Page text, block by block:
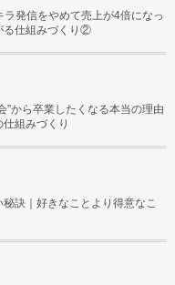
ラ発信をやめて売上が4倍になっ
る仕組みづくり②
”から卒業したくなる本当の理由
組みづくり
訣｜好きなことより得意なこ